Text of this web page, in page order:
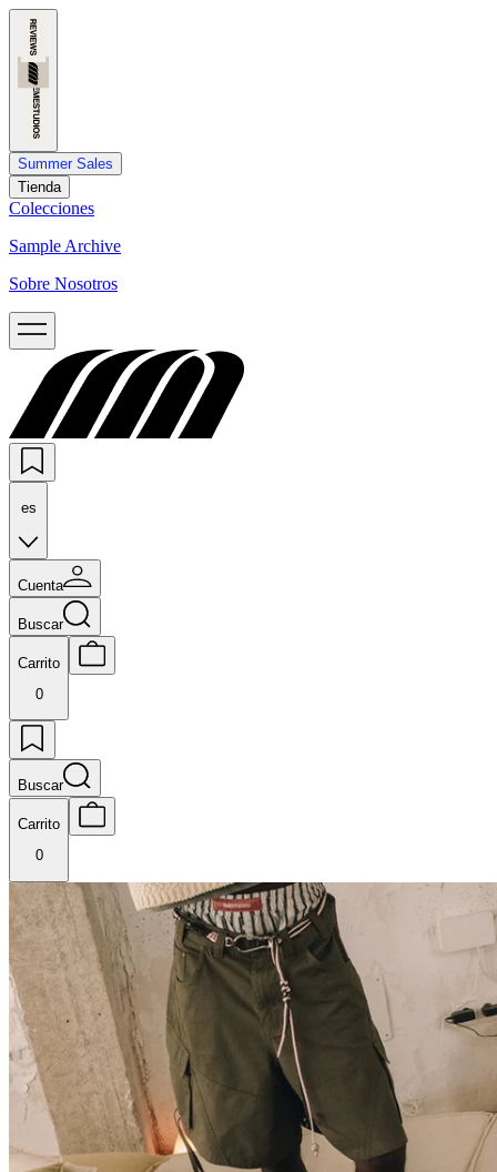
Summer Sales
Tienda
Colecciones
Sample Archive
Sobre Nosotros
es
Cuenta
Buscar
Carrito
0
Buscar
Carrito
0